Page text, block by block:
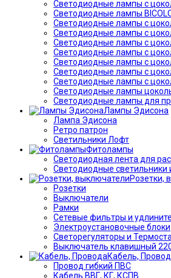
Светодиодные лампы с
Светодиодные лампы
Светодиодные лампы с
Светодиодные лампы с
Светодиодные лампы с
Светодиодные лампы с
Светодиодные лампы с
Светодиодные лампы с
Светодиодные лампы с
Светодиодные лампы
Светодиодные лампы для
Лампы Эдисона
Лампа Эдисона
Ретро патрон
Светильники Лофт
Фитолампы
Светодиодная лента для
Светодиодные светильники
Розетки,
Розетки
Выключатели
Рамки
Сетевые фильтры и
Электроустановочные блоки
Светорегуляторы и
Выключатель клавишный
Кабель,
Провод гибкий ПВС
Кабель ВВГ, КГ, КСПВ